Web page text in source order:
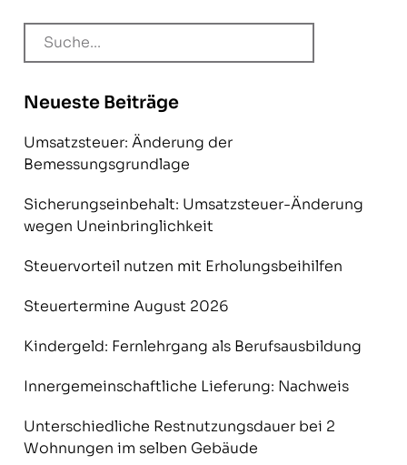
Neueste Beiträge
Umsatzsteuer: Änderung der
Bemessungsgrundlage
Sicherungseinbehalt: Umsatzsteuer-Änderung
wegen Uneinbringlichkeit
Steuervorteil nutzen mit Erholungsbeihilfen
Steuertermine August 2026
Kindergeld: Fernlehrgang als Berufsausbildung
Innergemeinschaftliche Lieferung: Nachweis
Unterschiedliche Restnutzungsdauer bei 2
Wohnungen im selben Gebäude